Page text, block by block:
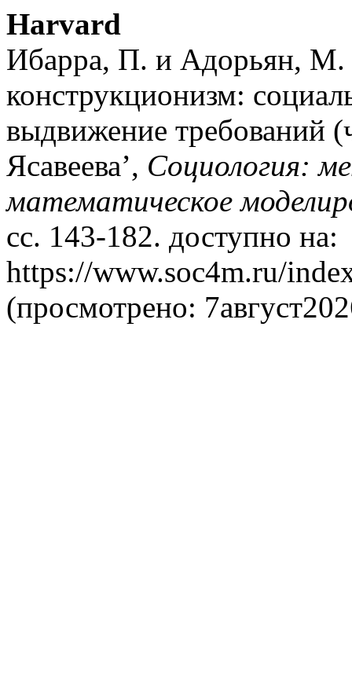
Harvard
Ибарра, П. и Адорьян, М.
конструкционизм:
выдвижение требований
Ясавеева’, Социология:
математическое
сс. 143-182. доступно на:
https://www.soc4m.ru/
(просмотрено: